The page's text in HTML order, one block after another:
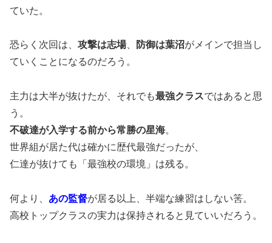
ていた。
恐らく次回は、 攻撃は志場、 防御は葉沼がメインで担当し
ていくことになるのだろう。
主力は大半が抜けたが、それでも最強クラスではあると思
う。
不破達が入学する前から常勝の星海。
世界組が居た代は確かに歴代最強だったが、
仁達が抜けても「最強校の環境」は残る。
何より、 あの監督が居る以上、半端な練習はしない筈。
高校トップクラスの実力は保持されると見ていいだろう。